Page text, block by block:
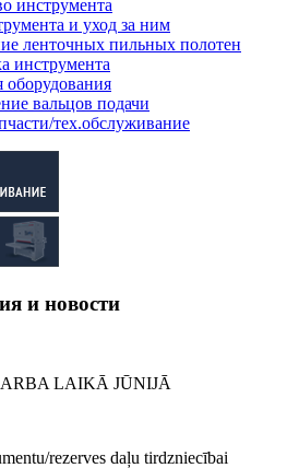
инструмента
и уход за ним
ленточных пильных полотен
инструмента
оборудования
вальцов подачи
тех.обслуживание
и новости
LAIKĀ JŪNIJĀ
rezerves daļu tirdzniecībai